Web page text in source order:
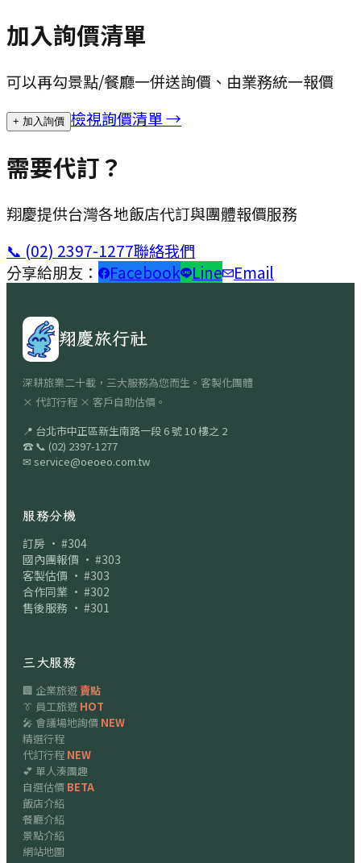
加入詢價清單
可以再勾景點/餐廳一併送詢價、由業務統一報價
+ 加入詢價 檢視詢價清單 →
需要代訂？
翔慶提供台灣各地飯店代訂與團體報價服務
📞 (02) 2397-1277聯絡我們
分享給朋友：
Facebook Line Email
翔慶旅行社
深耕旅業二十載，三大服務為您而生。客製化團體
× 代訂行程 × 客戶自助估價。
📍 台北市中正區新生南路一段 6 號 10 樓之 2
☎ 📞 (02) 2397-1277
✉ service@oeoeo.com.tw
服務分機
訂房 · #304
國內團報價 · #303
客製估價 · #303
合作同業 · #302
售後服務 · #301
三大服務
🏢 企業旅遊賣點
👔 員工旅遊 HOT
🎤 會議場地詢價 NEW
精選行程
代訂行程 NEW
💕 單人湊團趣
自選估價 BETA
飯店介紹
餐廳介紹
景點介紹
網站地圖